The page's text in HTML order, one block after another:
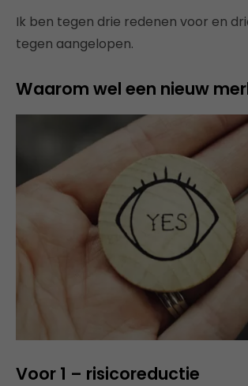
Ik ben tegen drie redenen voor en
tegen aangelopen.
Waarom wel een nieuw
Voor 1 – risicoreductie